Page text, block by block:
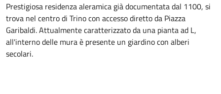
Prestigiosa residenza aleramica già documentata dal 1100, si
trova nel centro di Trino con accesso diretto da Piazza
Garibaldi. Attualmente caratterizzato da una pianta ad L,
all'interno delle mura è presente un giardino con alberi
secolari.